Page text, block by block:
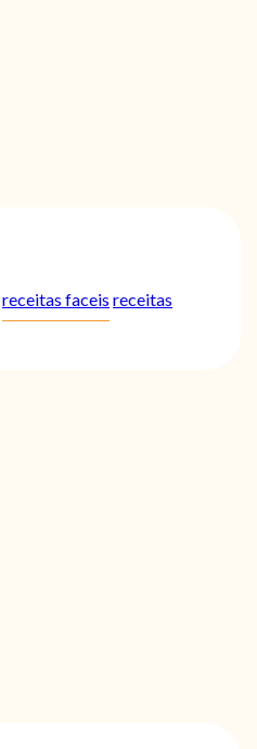
receitas faceis receitas